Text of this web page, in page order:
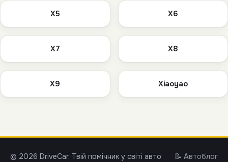
X5 X6
X7 X8
X9 Xiaoyao
© 2026 DriveCar. Твій помічник у світі авто 📝 Автоблог